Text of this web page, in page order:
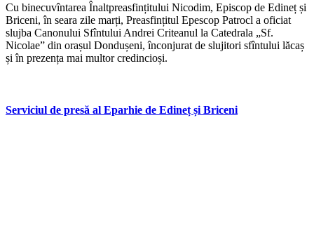
Cu binecuvîntarea Înaltpreasfințitului Nicodim, Episcop de Edineț și
Briceni, în seara zile marți, Preasfințitul Epescop Patrocl a oficiat
slujba Canonului Sfîntului Andrei Criteanul la Catedrala „Sf.
Nicolae” din orașul Dondușeni, înconjurat de slujitori sfîntului lăcaș
și în prezența mai multor credincioși.
Serviciul de presă al Eparhie de Edineț și Briceni